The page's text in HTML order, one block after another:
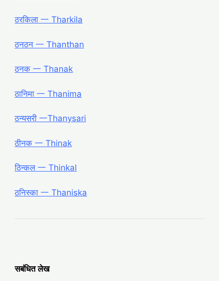
ठरकिला 一 Tharkila
ठनठन 一 Thanthan
ठनक 一 Thanak
ठानिमा 一 Thanima
ठन्यसरी 一Thanysari
ठीनक 一 Thinak
ठिन्कल 一 Thinkal
ठनिस्का 一 Thaniska
सबंधित लेख